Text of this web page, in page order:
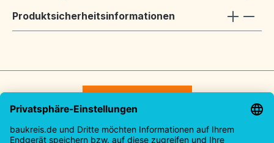
Produktsicherheitsinformationen
Service-Hotline